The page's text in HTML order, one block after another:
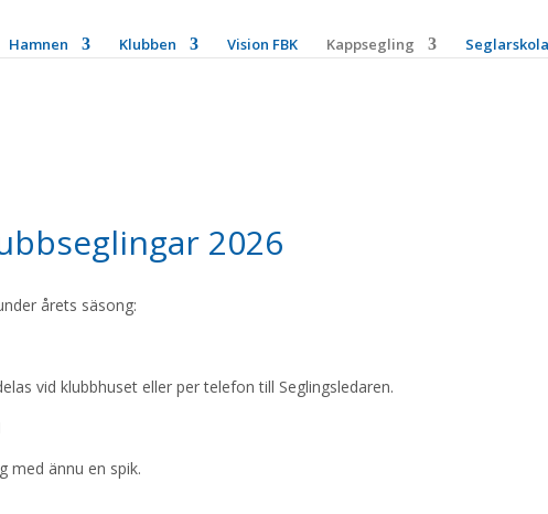
Hamnen Klubben Vision FBK Kappsegling Seglarskola
2026
årets säsong:
vid klubbhuset eller per telefon till Seglingsledaren.
med ännu en spik.